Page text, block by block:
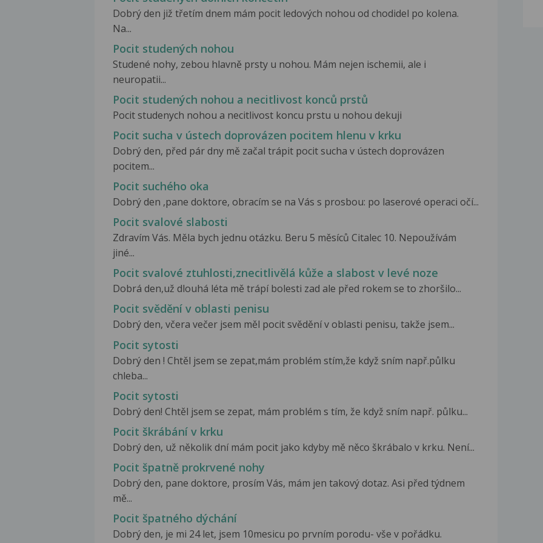
Dobrý den již třetím dnem mám pocit ledových nohou od chodidel po kolena.
Na...
Pocit studených nohou
Studené nohy, zebou hlavně prsty u nohou. Mám nejen ischemii, ale i
neuropatii...
Pocit studených nohou a necitlivost konců prstů
Pocit studenych nohou a necitlivost koncu prstu u nohou dekuji
Pocit sucha v ústech doprovázen pocitem hlenu v krku
Dobrý den, před pár dny mě začal trápit pocit sucha v ústech doprovázen
pocitem...
Pocit suchého oka
Dobrý den ,pane doktore, obracím se na Vás s prosbou: po laserové operaci očí...
Pocit svalové slabosti
Zdravím Vás. Měla bych jednu otázku. Beru 5 měsíců Citalec 10. Nepoužívám
jiné...
Pocit svalové ztuhlosti,znecitlivělá kůže a slabost v levé noze
Dobrá den,už dlouhá léta mě trápí bolesti zad ale před rokem se to zhoršilo...
Pocit svědění v oblasti penisu
Dobrý den, včera večer jsem měl pocit svědění v oblasti penisu, takže jsem...
Pocit sytosti
Dobrý den ! Chtěl jsem se zepat,mám problém stím,že když sním např.půlku
chleba...
Pocit sytosti
Dobrý den! Chtěl jsem se zepat, mám problém s tím, že když sním např. půlku...
Pocit škrábání v krku
Dobrý den, už několik dní mám pocit jako kdyby mě něco škrábalo v krku. Není...
Pocit špatně prokrvené nohy
Dobrý den, pane doktore, prosím Vás, mám jen takový dotaz. Asi před týdnem
mě...
Pocit špatného dýchání
Dobrý den, je mi 24 let, jsem 10mesicu po prvním porodu- vše v pořádku.